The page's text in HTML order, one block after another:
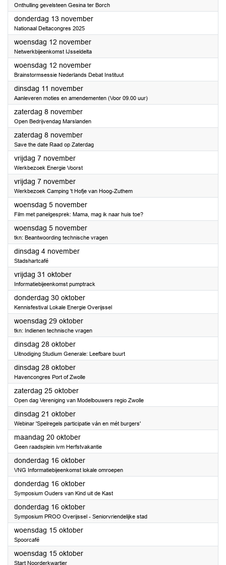
Onthulling gevelsteen Gesina ter Borch
donderdag 13 november2025
Nationaal Deltacongres 2025
woensdag 12 november2025
Netwerkbijeenkomst IJsseldelta
woensdag 12 november2025
Brainstormsessie Nederlands Debat Instituut
dinsdag 11 november2025
Aanleveren moties en amendementen (Voor 09.00 uur)
zaterdag 8 november2025
Open Bedrijvendag Marslanden
zaterdag 8 november2025
Save the date Raad op Zaterdag
vrijdag 7 november2025
Werkbezoek Energie Voorst
vrijdag 7 november2025
Werkbezoek Camping 't Hofje van Hoog-Zuthem
woensdag 5 november2025
Film met panelgesprek: Mama, mag ik naar huis toe?
woensdag 5 november2025
tkn: Beantwoording technische vragen
dinsdag 4 november2025
Stadshartcafé
vrijdag 31 oktober2025
Informatiebijeenkomst pumptrack
donderdag 30 oktober2025
Kennisfestival Lokale Energie Overijssel
woensdag 29 oktober2025
tkn: Indienen technische vragen
dinsdag 28 oktober2025
Uitnodiging Studium Generale: Leefbare buurt
dinsdag 28 oktober2025
Havencongres Port of Zwolle
zaterdag 25 oktober2025
Open dag Vereniging van Modelbouwers regio Zwolle
dinsdag 21 oktober2025
Webinar 'Spelregels participatie ván en mét burgers'
maandag 20 oktober2025
Geen raadsplein ivm Herfstvakantie
donderdag 16 oktober2025
VNG Informatiebijeenkomst lokale omroepen
donderdag 16 oktober2025
Symposium Ouders van Kind uit de Kast
donderdag 16 oktober2025
Symposium PROO Overijssel - Seniorvriendelijke stad
woensdag 15 oktober2025
Spoorcafé
woensdag 15 oktober2025
Start Noorderkwartier